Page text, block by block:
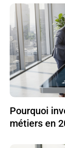
Pourquoi
métiers en